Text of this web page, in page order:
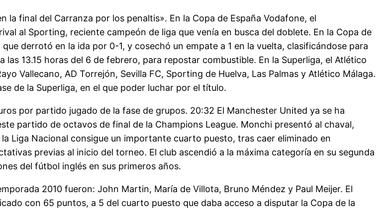
final del Carranza por los penaltis». En la Copa de España Vodafone, el
al Sporting, reciente campeón de liga que venía en busca del doblete. En la Copa de
derrotó en la ida por 0-1, y cosechó un empate a 1 en la vuelta, clasificándose para
13.15 horas del 6 de febrero, para repostar combustible. En la Superliga, el Atlético
Vallecano, AD Torrejón, Sevilla FC, Sporting de Huelva, Las Palmas y Atlético Málaga.
de la Superliga, en el que poder luchar por el título.
por partido jugado de la fase de grupos. 20:32 El Manchester United ya se ha
partido de octavos de final de la Champions League. Monchi presentó al chaval,
Liga Nacional consigue un importante cuarto puesto, tras caer eliminado en
previas al inicio del torneo. El club ascendió a la máxima categoría en su segunda
del fútbol inglés en sus primeros años.
2010 fueron: John Martin, María de Villota, Bruno Méndez y Paul Meijer. El
con 65 puntos, a 5 del cuarto puesto que daba acceso a disputar la Copa de la